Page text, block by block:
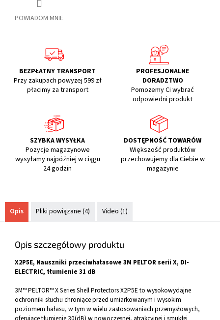
POWIADOM MNIE
BEZPŁATNY TRANSPORT
Przy zakupach powyżej 599 zł
płacimy za transport
PROFESJONALNE
DORADZTWO
Pomożemy Ci wybrać
odpowiedni produkt
SZYBKA WYSYŁKA
Pozycje magazynowe
wysyłamy najpóźniej w ciągu
24 godzin
DOSTĘPNOŚĆ TOWARÓW
Większość produktów
przechowujemy dla Ciebie w
magazynie
Opis Pliki powiązane (4) Video (1)
Opis szczegółowy produktu
X2P5E, Nauszniki przeciwhałasowe 3M PELTOR serii X, DI-
ELECTRIC, tłumienie 31 dB
3M™ PELTOR™ X Series Shell Protectors X2P5E to wysokowydajne
ochronniki słuchu chroniące przed umiarkowanym i wysokim
poziomem hałasu, w tym w wielu zastosowaniach przemysłowych,